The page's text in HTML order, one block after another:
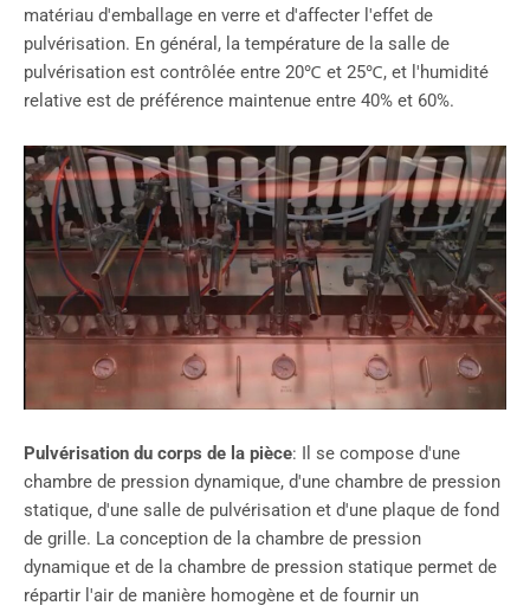
matériau d'emballage en verre et d'affecter l'effet de
pulvérisation. En général, la température de la salle de
pulvérisation est contrôlée entre 20℃ et 25℃, et l'humidité
relative est de préférence maintenue entre 40% et 60%.
Pulvérisation du corps de la pièce: Il se compose d'une
chambre de pression dynamique, d'une chambre de pression
statique, d'une salle de pulvérisation et d'une plaque de fond
de grille. La conception de la chambre de pression
dynamique et de la chambre de pression statique permet de
répartir l'air de manière homogène et de fournir un